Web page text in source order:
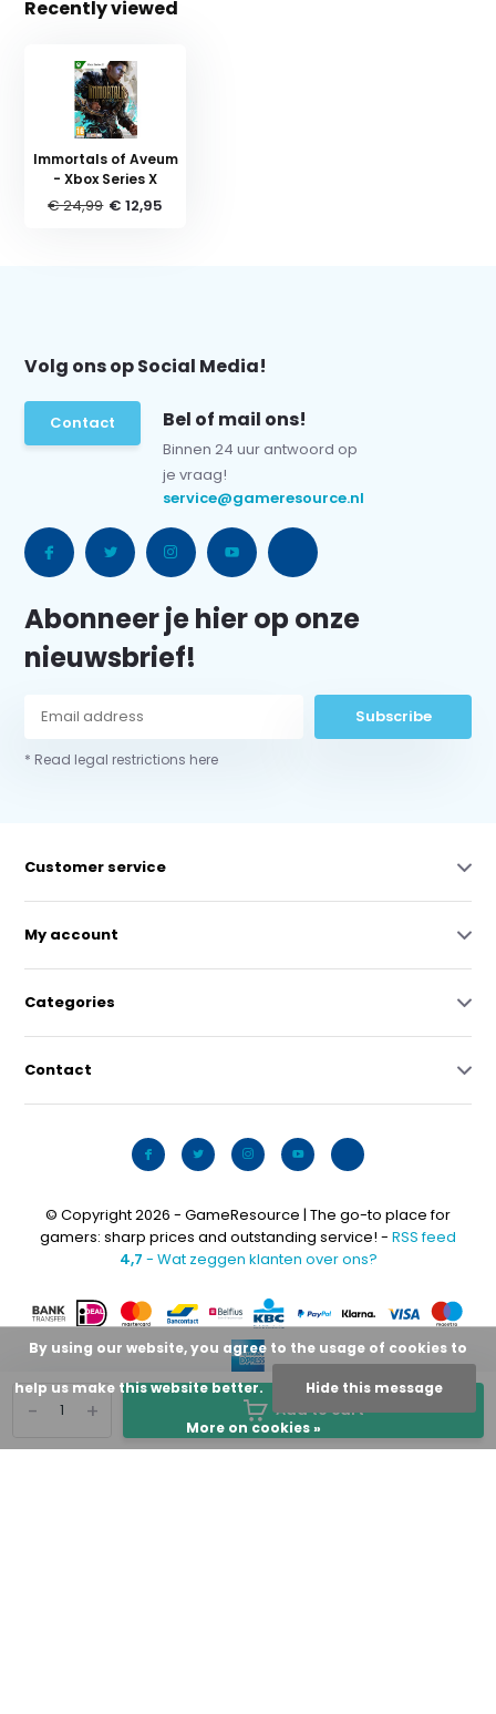
+
- Add to cart
Recently viewed
Immortals of Aveum
- Xbox Series X
€ 24,99 € 12,95
Volg ons op Social Media!
Contact Bel of mail ons!
Binnen 24 uur antwoord op
je vraag!
service@gameresource.nl
Abonneer je hier op onze
nieuwsbrief!
Subscribe
* Read legal restrictions here
Customer service
My account
Categories
Contact
© Copyright 2026 - GameResource | The go-to place for
gamers: sharp prices and outstanding service! - RSS feed
4,7 - Wat zeggen klanten over ons?
By using our website, you agree to the usage of cookies to
help us make this website better. Hide this message
More on cookies »